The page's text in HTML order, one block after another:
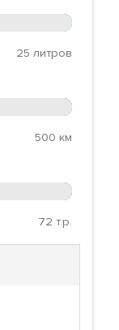
25 литров
500 км
72 т.р.